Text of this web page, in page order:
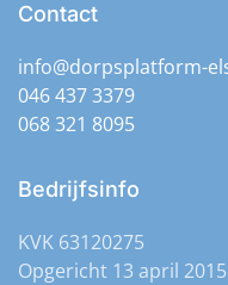
Contact
info@dorpsplatform-
046 437 3379
068 321 8095
Bedrijfsinfo
KVK 63120275
Opgericht 13 april 2015